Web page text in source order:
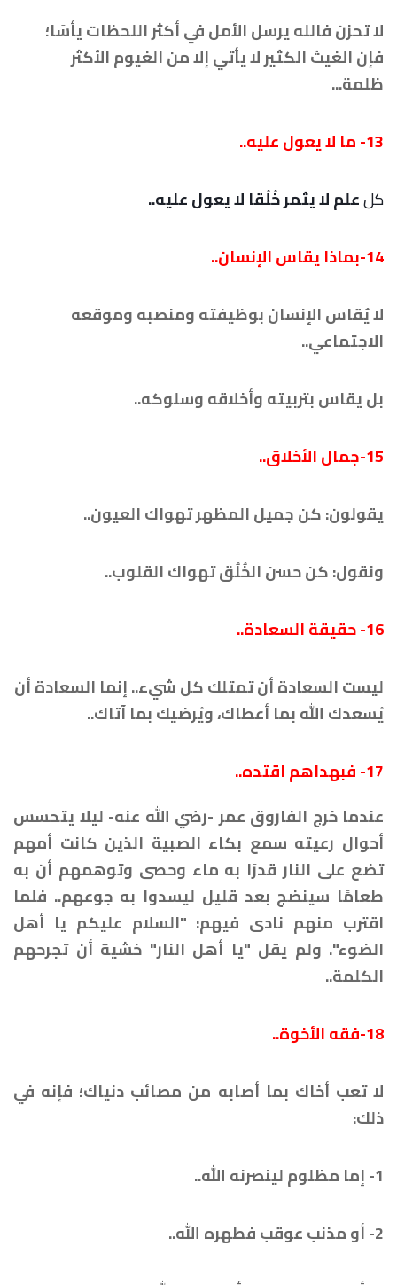
لا تحزن فالله يرسل الأمل في أكثر اللحظات يأسًا؛
فإن الغيث الكثير لا يأتي إلا من الغيوم الأكثر
ظلمة...
13- ما لا يعول عليه..
كلعلم لا يثمر خُلُقا لا يعول عليه..
14-بماذا يقاس الإنسان..
لا يُقاس الإنسان بوظيفته ومنصبه وموقعه
الاجتماعي..
بل يقاس بتربيته وأخلاقه وسلوكه..
15-جمال الأخلاق..
يقولون: كن جميل المظهر تهواك العيون..
ونقول: كن حسن الخُلُق تهواك القلوب..
16- حقيقة السعادة..
ليست السعادة أن تمتلك كل شيء.. إنما السعادة أن
يُسعدك الله بما أعطاك، ويُرضيك بما آتاك..
17- فبهداهم اقتده..
عندما خرج الفاروق عمر -رضي الله عنه- ليلا يتحسس
أحوال رعيته سمع بكاء الصبية الذين كانت أمهم
تضع على النار قدرًا به ماء وحصى وتوهمهم أن به
طعامًا سينضج بعد قليل ليسدوا به جوعهم.. فلما
اقترب منهم نادى فيهم: "السلام عليكم يا أهل
الضوء". ولم يقل "يا أهل النار" خشية أن تجرحهم
الكلمة..
18-فقه الأخوة..
لا تعب أخاك بما أصابه من مصائب دنياك؛ فإنه في
ذلك:
1- إما مظلوم لينصرنه الله..
2- أو مذنب عوقب فطهره الله..